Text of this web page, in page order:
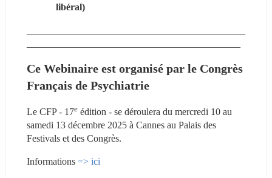
libéral)
Ce Webinaire est organisé par le Congrès
Français de Psychiatrie
Le CFP - 17e édition - se déroulera du mercredi 10 au
samedi 13 décembre 2025 à Cannes au Palais des
Festivals et des Congrès.
Informations => ici